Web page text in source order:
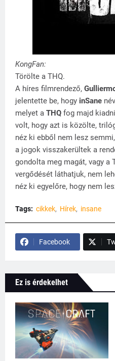
KongFan:
Törölte a THQ.
A híres filmrendező,
jelentette be, hogy inSane
melyet a THQ fog majd
volt, hogy azt is közölte,
néz ki ebből nem lesz
a jogok visszakerültek a
gondolta meg magát, vagy a
vergődését láthatjuk, nem
néz ki egyelőre, hogy nem
Tags: cikkek Hírek insane
Facebook
Ez is érdekelhet